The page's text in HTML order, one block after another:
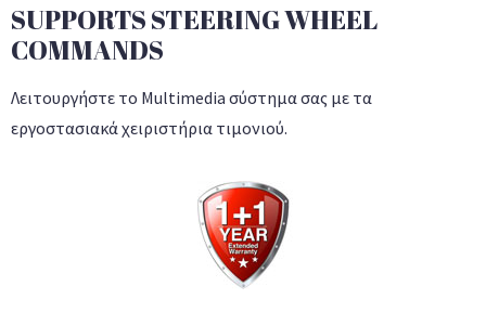
SUPPORTS STEERING WHEEL
COMMANDS
Λειτουργήστε το Multimedia σύστημα σας με τα
εργοστασιακά χειριστήρια τιμονιού.